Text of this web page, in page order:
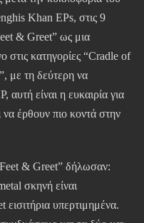
Khan EPs, στις 9
& Greet” ως μια
στις κατηγορίες “Cradle of
με τη δεύτερη να
αυτή είναι η ευκαιρία για
έρθουν πιο κοντά στην
& Greet” δήλωσαν:
σκηνή είναι
υπερτιμημένα.